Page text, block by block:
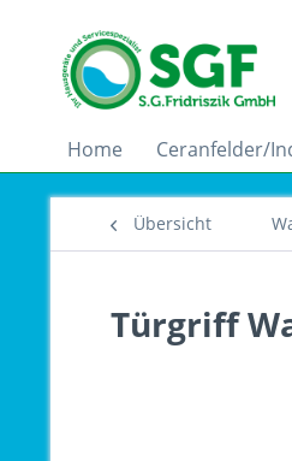
Home Ceranfelder/
Übersicht
Türgriff